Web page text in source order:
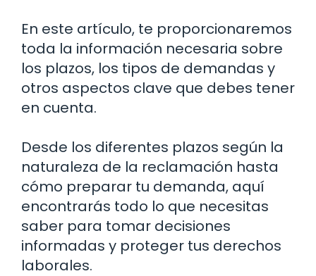
En este artículo, te proporcionaremos
toda la información necesaria sobre
los plazos, los tipos de demandas y
otros aspectos clave que debes tener
en cuenta.
Desde los diferentes plazos según la
naturaleza de la reclamación hasta
cómo preparar tu demanda, aquí
encontrarás todo lo que necesitas
saber para tomar decisiones
informadas y proteger tus derechos
laborales.